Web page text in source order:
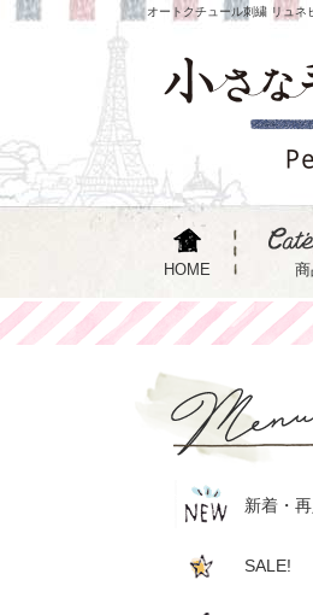
オートクチュール刺繍 リュネ
HOME
新着・
SALE!